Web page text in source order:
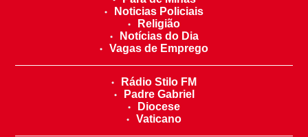
Noticias Policiais
Religião
Notícias do Dia
Vagas de Emprego
Rádio Stilo FM
Padre Gabriel
Diocese
Vaticano